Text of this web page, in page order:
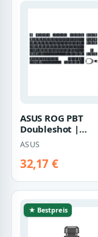
ASUS ROG PBT
Doubleshot |
90mp02p0-
Tastenkappen-
ASUS
32,17 €
★ Bestpreis